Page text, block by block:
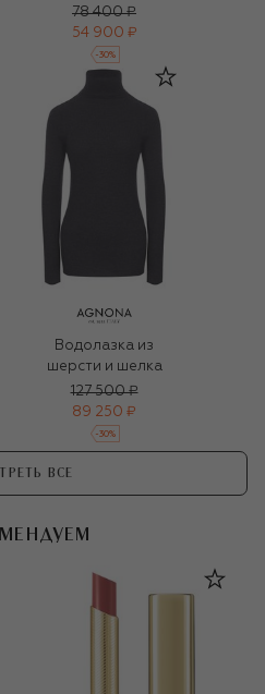
78 400 ₽
54 900 ₽
-30%
Водолазка из
шерсти и шелка
127 500 ₽
89 250 ₽
-30%
ВСЕ